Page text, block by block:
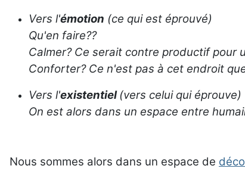
Vers l'émotion (ce qui est éprouvé)
Qu'en faire??
Calmer? Ce serait contre productif pour
Conforter? Ce n'est pas à cet endroit
Vers l'existentiel(vers celui qui éprouve)
On est alors dans un espace entre
Nous sommes alors dans un espace de